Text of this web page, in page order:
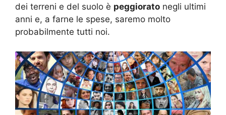
dei terreni e del suolo è peggiorato negli ultimi
anni e, a farne le spese, saremo molto
probabilmente tutti noi.